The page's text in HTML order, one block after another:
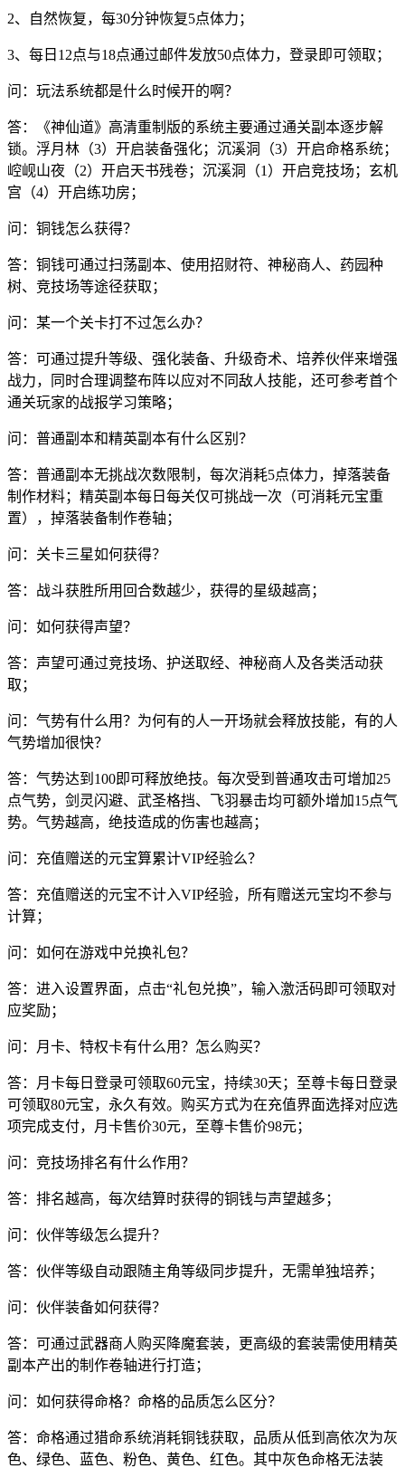
2、自然恢复，每30分钟恢复5点体力；
3、每日12点与18点通过邮件发放50点体力，登录即可领取；
问：玩法系统都是什么时候开的啊？
答：《神仙道》高清重制版的系统主要通过通关副本逐步解
锁。浮月林（3）开启装备强化；沉溪洞（3）开启命格系统；
崆岘山夜（2）开启天书残卷；沉溪洞（1）开启竞技场；玄机
宫（4）开启练功房；
问：铜钱怎么获得？
答：铜钱可通过扫荡副本、使用招财符、神秘商人、药园种
树、竞技场等途径获取；
问：某一个关卡打不过怎么办？
答：可通过提升等级、强化装备、升级奇术、培养伙伴来增强
战力，同时合理调整布阵以应对不同敌人技能，还可参考首个
通关玩家的战报学习策略；
问：普通副本和精英副本有什么区别？
答：普通副本无挑战次数限制，每次消耗5点体力，掉落装备
制作材料；精英副本每日每关仅可挑战一次（可消耗元宝重
置），掉落装备制作卷轴；
问：关卡三星如何获得？
答：战斗获胜所用回合数越少，获得的星级越高；
问：如何获得声望？
答：声望可通过竞技场、护送取经、神秘商人及各类活动获
取；
问：气势有什么用？为何有的人一开场就会释放技能，有的人
气势增加很快？
答：气势达到100即可释放绝技。每次受到普通攻击可增加25
点气势，剑灵闪避、武圣格挡、飞羽暴击均可额外增加15点气
势。气势越高，绝技造成的伤害也越高；
问：充值赠送的元宝算累计VIP经验么？
答：充值赠送的元宝不计入VIP经验，所有赠送元宝均不参与
计算；
问：如何在游戏中兑换礼包？
答：进入设置界面，点击“礼包兑换”，输入激活码即可领取对
应奖励；
问：月卡、特权卡有什么用？怎么购买？
答：月卡每日登录可领取60元宝，持续30天；至尊卡每日登录
可领取80元宝，永久有效。购买方式为在充值界面选择对应选
项完成支付，月卡售价30元，至尊卡售价98元；
问：竞技场排名有什么作用？
答：排名越高，每次结算时获得的铜钱与声望越多；
问：伙伴等级怎么提升？
答：伙伴等级自动跟随主角等级同步提升，无需单独培养；
问：伙伴装备如何获得？
答：可通过武器商人购买降魔套装，更高级的套装需使用精英
副本产出的制作卷轴进行打造；
问：如何获得命格？命格的品质怎么区分？
答：命格通过猎命系统消耗铜钱获取，品质从低到高依次为灰
色、绿色、蓝色、粉色、黄色、红色。其中灰色命格无法装